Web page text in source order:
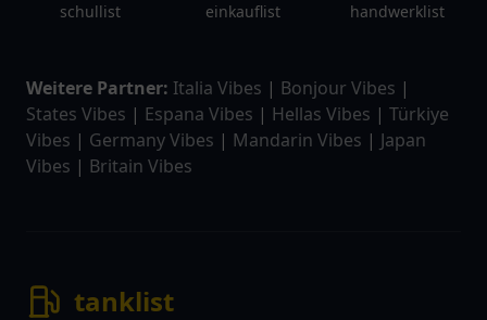
schullist einkauflist handwerklist
Weitere Partner: Italia Vibes | Bonjour Vibes |
States Vibes | Espana Vibes | Hellas Vibes | Türkiye
Vibes | Germany Vibes | Mandarin Vibes | Japan
Vibes | Britain Vibes
tanklist